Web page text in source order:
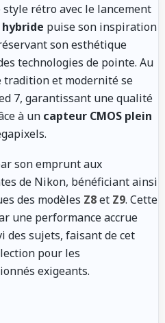
rétro avec le lancement
puise son inspiration
son esthétique
technologies de pointe. Au
et modernité se
7, garantissant une qualité
à un capteur CMOS plein
son emprunt aux
de Nikon, bénéficiant ainsi
des modèles Z8et Z9. Cette
une performance accrue
des sujets, faisant de cet
pour les
exigeants.